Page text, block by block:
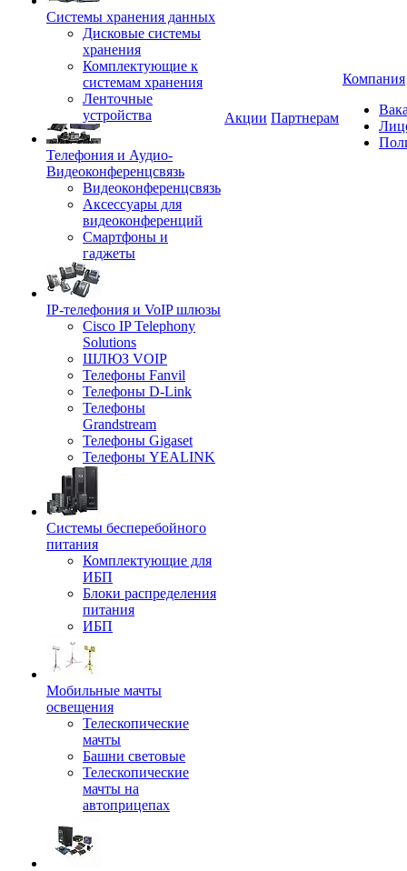
Системы хранения данных
Дисковые системы
хранения
Комплектующие к
системам хранения
Ленточные
устройства
Телефония и Аудио-
Видеоконференцсвязь
Видеоконференцсвязь
Аксессуары для
видеоконференций
Смартфоны и
гаджеты
IP-телефония и VoIP шлюзы
Cisco IP Telephony
Solutions
ШЛЮЗ VOIP
Телефоны Fanvil
Телефоны D-Link
Телефоны
Grandstream
Телефоны Gigaset
Телефоны YEALINK
Системы бесперебойного
питания
Комплектующие для
ИБП
Блоки распределения
питания
ИБП
Мобильные мачты
освещения
Телескопические
мачты
Башни световые
Телескопические
мачты на
автоприцепах
Акции Партнерам
Компания